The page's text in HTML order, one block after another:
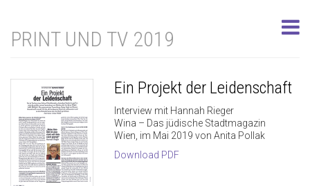
PRINT UND TV 2019
Ein Projekt der Leidenschaft
Interview mit Hannah Rieger
Wina – Das jüdische Stadtmagazin
Wien, im Mai 2019 von Anita Pollak
Download PDF